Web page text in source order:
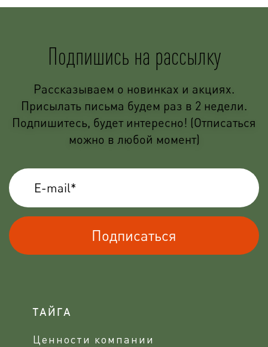
Подпишись на рассылку
Рассказываем о новинках и акциях.
Присылать письма будем раз в 2 недели.
Подпишитесь, будет интересно! (Отписаться
можно в любой момент)
Подписаться
ТАЙГА
Ценности компании